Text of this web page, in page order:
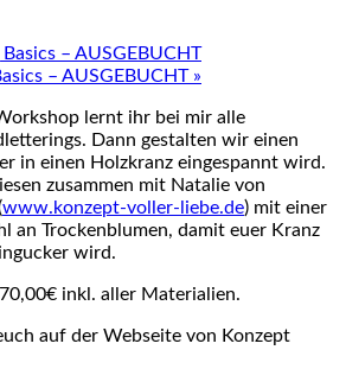
– AUSGEBUCHT
– AUSGEBUCHT »
lernt ihr bei mir alle
Dann gestalten wir einen
in einen Holzkranz eingespannt wird.
zusammen mit Natalie von
www.konzept-voller-liebe.de) mit einer
an Trockenblumen, damit euer Kranz
wird.
inkl. aller Materialien.
auf der Webseite von Konzept